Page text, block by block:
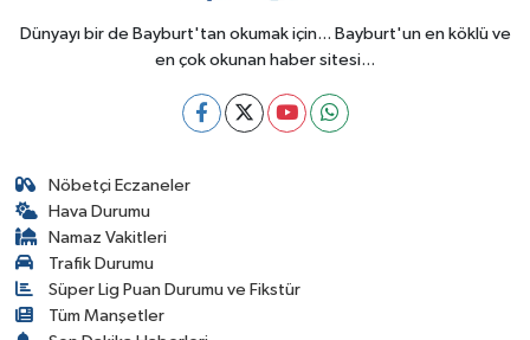
Dünyayı bir de Bayburt'tan okumak için... Bayburt'un en köklü ve
en çok okunan haber sitesi...
Nöbetçi Eczaneler
Hava Durumu
Namaz Vakitleri
Trafik Durumu
Süper Lig Puan Durumu ve Fikstür
Tüm Manşetler